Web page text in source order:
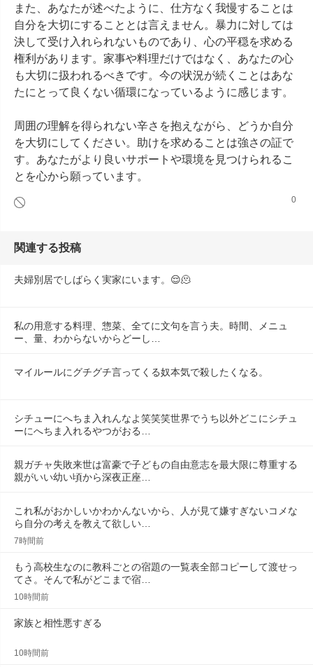
また、あなたが述べたように、仕方なく我慢することは
自分を大切にすることとは言えません。暴力に対しては
決して受け入れられないものであり、心の平穏を求める
権利があります。家事や料理だけではなく、あなたの心
も大切に扱われるべきです。今の状況が続くことはあな
たにとって良くない循環になっているように感じます。
周囲の理解を得られない辛さを抱えながら、どうか自分
を大切にしてください。助けを求めることは強さの証で
す。あなたがより良いサポートや環境を見つけられるこ
とを心から願っています。
0
関連する投稿
夫婦別居でしばらく実家にいます。😌🫠
私の用意する料理、惣菜、全てに文句を言う夫。時間、メニュ
ー、量、わからないからどーし…
マイルールにグチグチ言ってくる奴本気で殺したくなる。
シチューにへちま入れんなよ笑笑笑世界でうち以外どこにシチュ
ーにへちま入れるやつがおる…
親ガチャ失敗来世は富豪で子どもの自由意志を最大限に尊重する
親がいい幼い頃から深夜正座…
これ私がおかしいかわかんないから、人が見て嫌すぎないコメな
ら自分の考えを教えて欲しい…
7時間前
もう高校生なのに教科ごとの宿題の一覧表全部コピーして渡せっ
てさ。そんで私がどこまで宿…
10時間前
家族と相性悪すぎる
10時間前